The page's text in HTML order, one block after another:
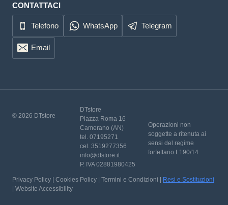
CONTATTACI
Telefono WhatsApp Telegram
Email
© 2026 DTstore
DTstore
Piazza Roma 16
Camerano (AN)
tel. 07195271
cel. 3519277356
info@dtstore.it
P. IVA 02881980425
Operazioni non
soggette a ritenuta ai
sensi del regime
forfettario L190/14
Privacy Policy | Cookies Policy | Termini e Condizioni |
Resi e Sostituzioni
| Website Accessibility